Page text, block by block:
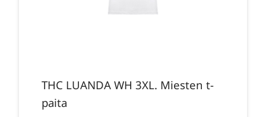
THC LUANDA WH 3XL. Miesten t-
paita